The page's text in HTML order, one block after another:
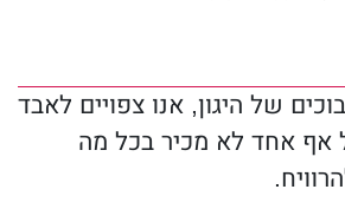
של היגון, אנו צפויים לאבד
אף אחד לא מכיר בכל מה